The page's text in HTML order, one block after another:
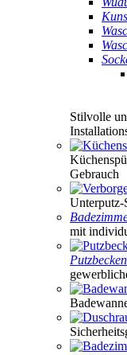
Stilvolle
Gebrauch
Unterputz-
mit
Putzbecken